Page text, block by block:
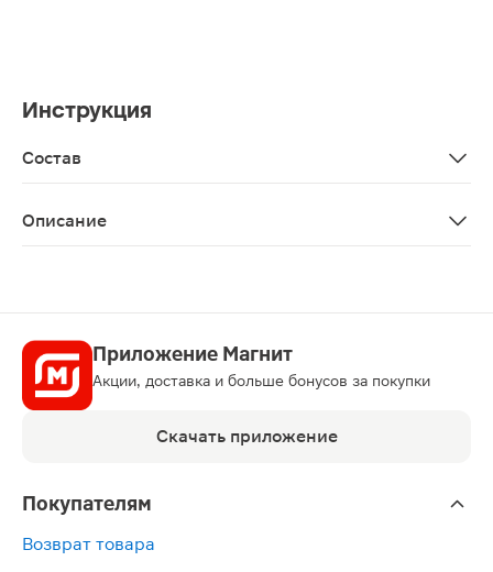
Инструкция
Состав
Описание
Приложение Магнит
Акции, доставка и больше бонусов за покупки
Скачать приложение
Покупателям
Возврат товара